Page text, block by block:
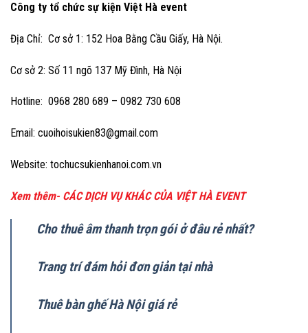
Công ty tổ chức sự kiện Việt Hà event
Địa Chỉ: Cơ sở 1: 152 Hoa Bằng Cầu Giấy, Hà Nội.
Cơ sở 2: Số 11 ngõ 137 Mỹ Đình, Hà Nội
Hotline: 0968 280 689 – 0982 730 608
Email: cuoihoisukien83@gmail.com
Website: tochucsukienhanoi.com.vn
Xem thêm- CÁC DỊCH VỤ KHÁC CỦA VIỆT HÀ EVENT
Cho thuê âm thanh trọn gói ở đâu rẻ nhất?
Trang trí đám hỏi đơn giản tại nhà
Thuê bàn ghế Hà Nội giá rẻ